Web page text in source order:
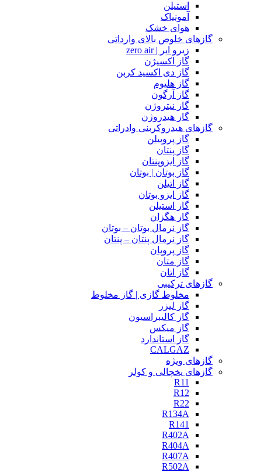
استیلن
آمونیاک
هوای خشک
گازهای خلوص بالای وارداتی
زیرو ایر | zero air
گاز اکسیژن
گاز دی اکسید کربن
گاز هلیوم
گاز آرگون
گاز نیتروژن
گاز هیدروژن
گازهای هیدروکربنی وادراتی
گاز پروپیلن
گاز پنتان
گاز ایزوپنتان
گاز بوتان | بوتان
گاز اتیلن
گاز ایزو بوتان
گاز استیلن
گاز هگزان
گاز نرمال بوتان – بوتان
گاز نرمال پنتان – پنتان
گاز پروپان
گاز متان
گاز اتان
گازهای ترکیبی
مخلوط گازی | گاز مخلوط
گاز لیزر
گاز کالیبراسیون
گاز میکس
گاز استاندارد
CALGAZ
گازهای ویژه
گازهای یخچالی و کولر
R11
R12
R22
R134A
R141
R402A
R404A
R407A
R502A